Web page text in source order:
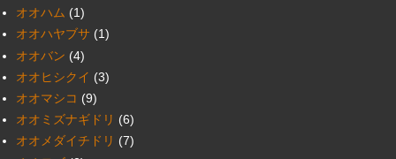
オオハム (1)
オオハヤブサ (1)
オオバン (4)
オオヒシクイ (3)
オオマシコ (9)
オオミズナギドリ (6)
オオメダイチドリ (7)